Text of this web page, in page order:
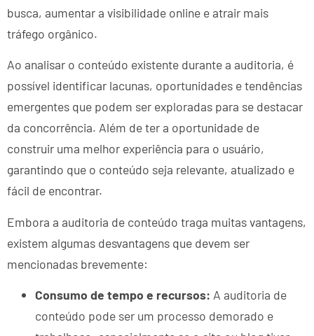
busca, aumentar a visibilidade online e atrair mais
tráfego orgânico.
Ao analisar o conteúdo existente durante a auditoria, é
possível identificar lacunas, oportunidades e tendências
emergentes que podem ser exploradas para se destacar
da concorrência. Além de ter a oportunidade de
construir uma melhor experiência para o usuário,
garantindo que o conteúdo seja relevante, atualizado e
fácil de encontrar.
Embora a auditoria de conteúdo traga muitas vantagens,
existem algumas desvantagens que devem ser
mencionadas brevemente:
Consumo de tempo e recursos: A auditoria de
conteúdo pode ser um processo demorado e